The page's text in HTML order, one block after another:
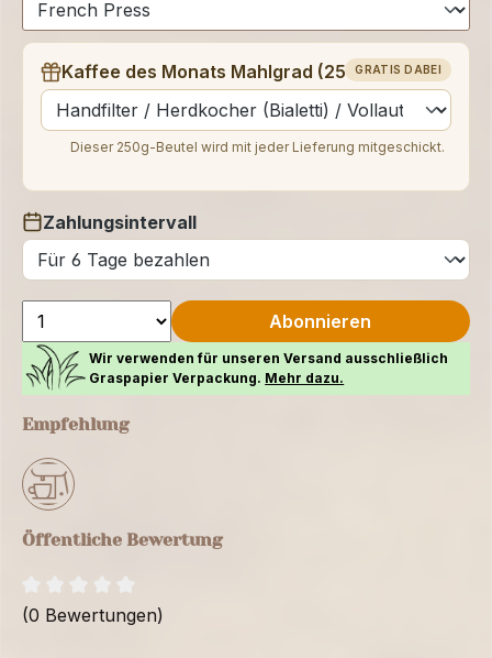
GRATIS DABEI
Kaffee des Monats Mahlgrad (250 g)
auswählen
Dieser 250g-Beutel wird mit jeder Lieferung mitgeschickt.
Zahlungsintervall
auswählen
Abonnieren
Wir verwenden für unseren Versand ausschließlich
Graspapier Verpackung. Mehr dazu.
Empfehlung
Öffentliche Bewertung
(0 Bewertungen)